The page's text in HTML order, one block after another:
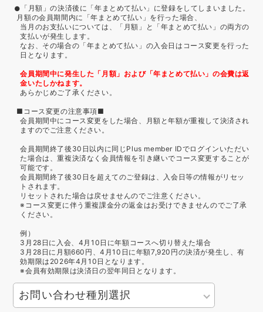
「月額」の決済後に「年まとめて払い」に登録をしてしまいました。
月額の会員期間内に「年まとめて払い」を行った場合、
当月のお支払いについては、「月額」と「年まとめて払い」の両方の
支払いが発生します。
なお、その場合の「年まとめて払い」の入会日はコース変更を行った
日となります。
会員期間中に発生した「月額」および「年まとめて払い」の会費は返
金いたしかねます。
あらかじめご了承ください。
■コース変更の注意事項■
会員期間中にコース変更をした場合、月額と年額が重複して決済され
ますのでご注意ください。
会員期間終了後30日以内に同じPlus member IDでログインいただい
た場合は、重複決済なく会員情報を引き継いでコース変更することが
可能です。
会員期間終了後30日を超えてのご登録は、入会日等の情報がリセッ
トされます。
リセットされた場合は戻せませんのでご注意ください。
※コース変更に伴う重複課金分の返金はお受けできませんのでご了承
ください。
例）
3月28日に入会、4月10日に年額コースへ切り替えた場合
3月28日に月額660円、4月10日に年額7,920円の決済が発生し、有
効期限は2026年4月10日となります。
※会員有効期限は決済日の翌年同日となります。